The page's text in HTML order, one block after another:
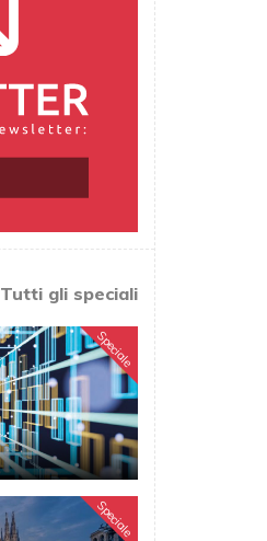
Tutti gli speciali
Speciale
Speciale